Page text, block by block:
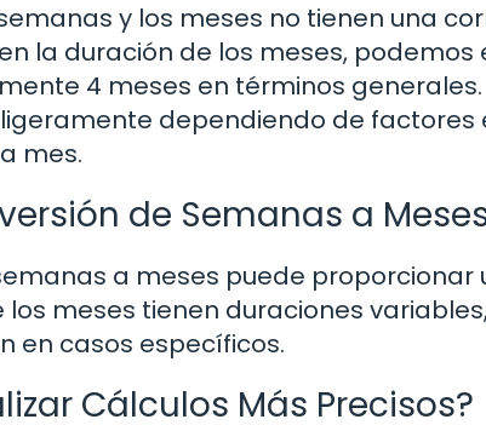
y los meses no tienen una
la duración de los meses, podemos
4 meses en términos
dependiendo de factores
mes.
de Semanas a
a meses puede proporcionar
meses tienen duraciones
en casos específicos.
Cálculos Más Precisos?